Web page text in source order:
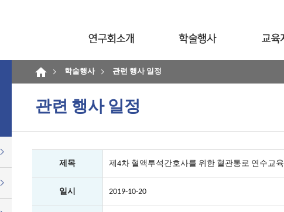
학술행사 관련 행사 일정
관련 행사 일정
제목 제4차 혈액투석간호사를 위한 혈관통로 연수교육
일시 2019-10-20